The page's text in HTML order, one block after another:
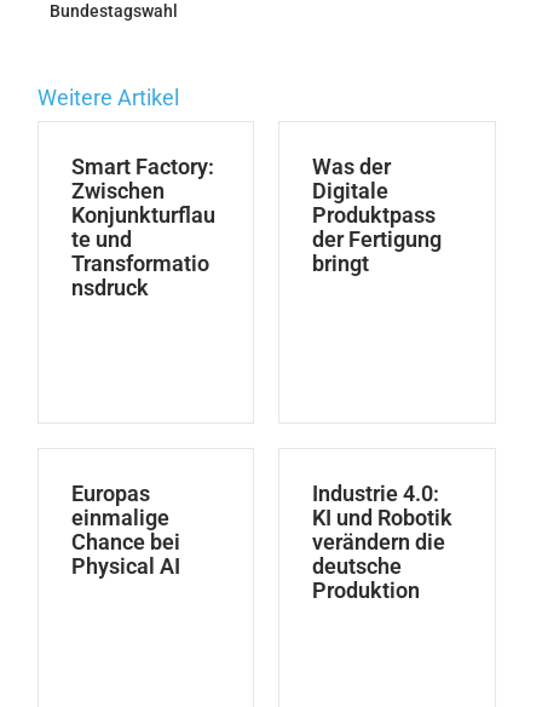
Bundestagswahl
Weitere Artikel
Smart Factory:
Zwischen
Konjunkturflau
te und
Transformatio
nsdruck
Was der
Digitale
Produktpass
der Fertigung
bringt
Europas
einmalige
Chance bei
Physical AI
Industrie 4.0:
KI und Robotik
verändern die
deutsche
Produktion